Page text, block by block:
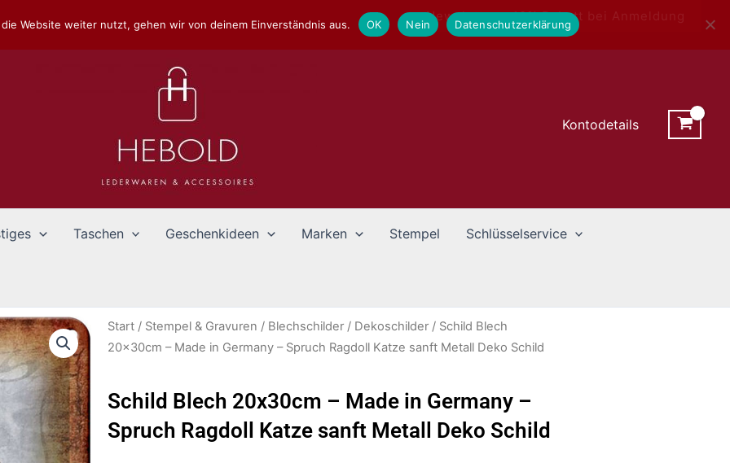
Newsletter - 10% Rabatt bei Anmeldung
Kontodetails
Taschen Geschenkideen Marken Stempel Schlüsselservice
Start / Stempel & Gravuren / Blechschilder / Dekoschilder / Schild Blech
20x30cm – Made in Germany – Spruch Ragdoll Katze sanft Metall Deko Schild
Schild Blech 20x30cm – Made in Germany –
Spruch Ragdoll Katze sanft Metall Deko Schild
die Website weiter nutzt, gehen wir von deinem Einverständnis aus. OK Nein Datenschutzerklärung